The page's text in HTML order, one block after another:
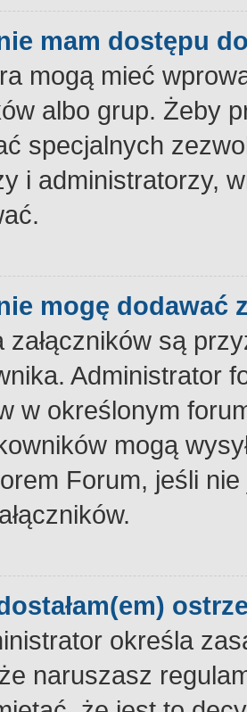
mam dostępu
mogą mieć
albo grup. Żeby
specjalnych
i administratorzy,
mogę dodawać
załączników są
Administrator
w określonym
mogą
Forum, jeśli
określa
naruszasz